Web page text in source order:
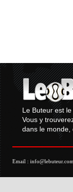
Le Buteur est
Vous y
dans le monde,
Email : info@lebuteur.com